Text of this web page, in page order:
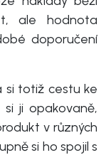
ale hodnota
doporučení
si totiž cestu ke
si ji opakovaně,
v různých
si ho spojil s